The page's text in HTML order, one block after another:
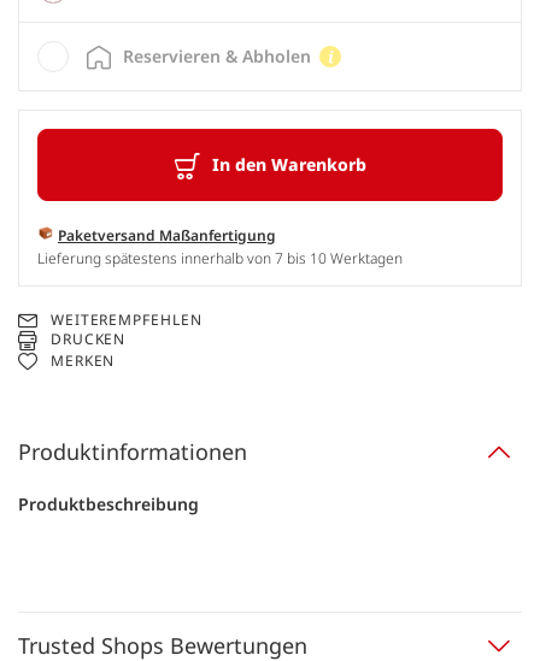
In den Warenkorb
Paketversand Maßanfertigung
Lieferung spätestens innerhalb von 7 bis 10 Werktagen
Reservieren & Abholen
WEITEREMPFEHLEN
DRUCKEN
MERKEN
Produktinformationen
Produktbeschreibung
Trusted Shops Bewertungen